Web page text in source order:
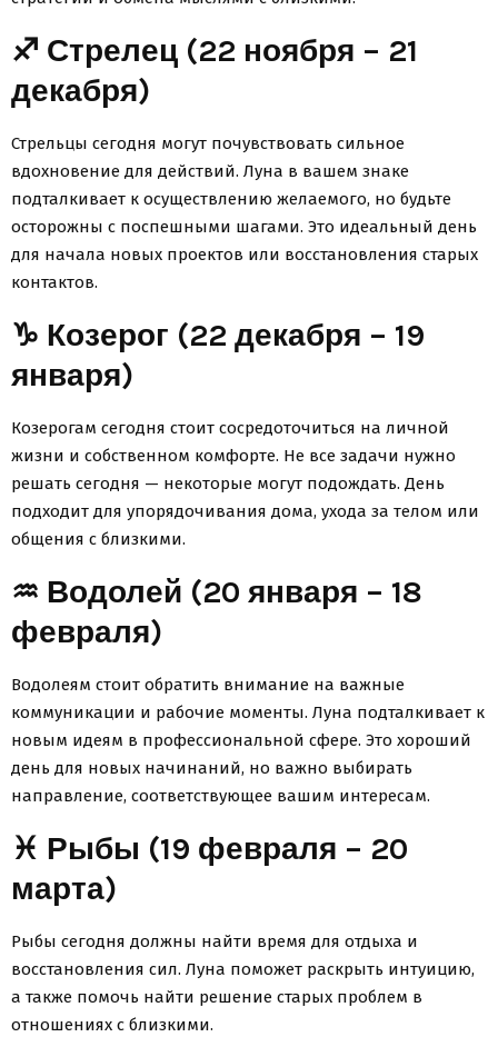
♐ Стрелец (22 ноября – 21
декабря)
Стрельцы сегодня могут почувствовать сильное
вдохновение для действий. Луна в вашем знаке
подталкивает к осуществлению желаемого, но будьте
осторожны с поспешными шагами. Это идеальный день
для начала новых проектов или восстановления старых
контактов.
♑ Козерог (22 декабря – 19
января)
Козерогам сегодня стоит сосредоточиться на личной
жизни и собственном комфорте. Не все задачи нужно
решать сегодня — некоторые могут подождать. День
подходит для упорядочивания дома, ухода за телом или
общения с близкими.
♒ Водолей (20 января – 18
февраля)
Водолеям стоит обратить внимание на важные
коммуникации и рабочие моменты. Луна подталкивает к
новым идеям в профессиональной сфере. Это хороший
день для новых начинаний, но важно выбирать
направление, соответствующее вашим интересам.
♓ Рыбы (19 февраля – 20
марта)
Рыбы сегодня должны найти время для отдыха и
восстановления сил. Луна поможет раскрыть интуицию,
а также помочь найти решение старых проблем в
отношениях с близкими.